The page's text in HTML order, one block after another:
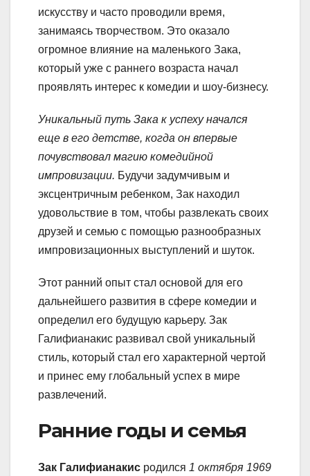
искусству и часто проводили время,
занимаясь творчеством. Это оказало
огромное влияние на маленького Зака,
который уже с раннего возраста начал
проявлять интерес к комедии и шоу-бизнесу.
Уникальный путь Зака к успеху начался
еще в его детстве, когда он впервые
почувствовал магию комедийной
импровизации. Будучи задумчивым и
эксцентричным ребенком, Зак находил
удовольствие в том, чтобы развлекать своих
друзей и семью с помощью разнообразных
импровизационных выступлений и шуток.
Этот ранний опыт стал основой для его
дальнейшего развития в сфере комедии и
определил его будущую карьеру. Зак
Галифианакис развивал свой уникальный
стиль, который стал его характерной чертой
и принес ему глобальный успех в мире
развлечений.
Ранние годы и семья
Зак Галифианакис родился 1 октября 1969